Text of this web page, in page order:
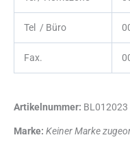
Tel / Büro
Fax.
Artikelnummer: BL012023
Marke: Keiner Marke